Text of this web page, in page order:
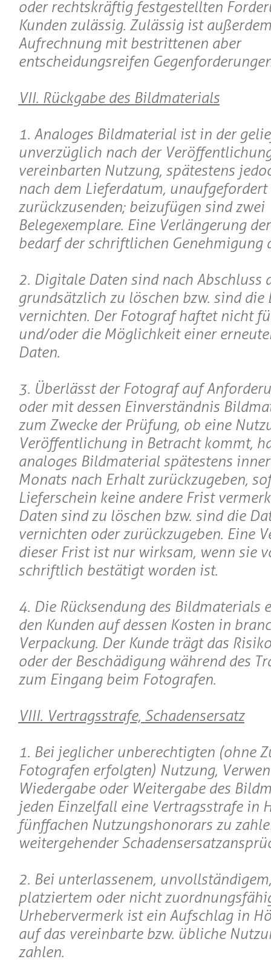
oder rechtskräftig festgestellten
Kunden zulässig. Zulässig ist
Aufrechnung mit bestrittenen aber
entscheidungsreifen
VII. Rückgabe des Bildmaterials
1. Analoges Bildmaterial ist in der
unverzüglich nach der
vereinbarten Nutzung, spätestens
nach dem Lieferdatum, unaufgefordert
zurückzusenden; beizufügen sind zwei
Belegexemplare. Eine Verlängerung
bedarf der schriftlichen Genehmigung
2. Digitale Daten sind nach Abschluss
grundsätzlich zu löschen bzw. sind die
vernichten. Der Fotograf haftet nicht
und/oder die Möglichkeit einer
Daten.
3. Überlässt der Fotograf auf
oder mit dessen Einverständnis
zum Zwecke der Prüfung, ob eine
Veröffentlichung in Betracht kommt,
analoges Bildmaterial spätestens
Monats nach Erhalt zurückzugeben,
Lieferschein keine andere Frist
Daten sind zu löschen bzw. sind die
vernichten oder zurückzugeben. Eine
dieser Frist ist nur wirksam, wenn sie
schriftlich bestätigt worden ist.
4. Die Rücksendung des Bildmaterials
den Kunden auf dessen Kosten in
Verpackung. Der Kunde trägt das
oder der Beschädigung während des
zum Eingang beim Fotografen.
VIII. Vertragsstrafe, Schadensersatz
1. Bei jeglicher unberechtigten (ohne
Fotografen erfolgten) Nutzung,
Wiedergabe oder Weitergabe des
jeden Einzelfall eine Vertragsstrafe in
fünffachen Nutzungshonorars zu
weitergehender
2. Bei unterlassenem,
platziertem oder nicht
Urhebervermerk ist ein Aufschlag in
auf das vereinbarte bzw. übliche
zahlen.